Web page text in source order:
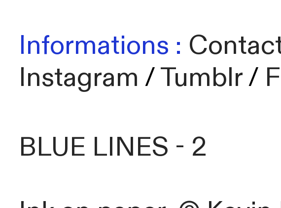
Informations :
Instagram /Tumblr/
BLUE LINES - 2